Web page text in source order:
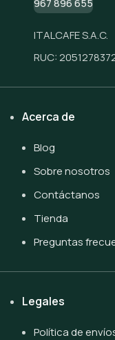
967 896 655
ITALCAFE S.A.C.
RUC:
Acerca de
Blog
Sobre nosotros
Contáctanos
Tienda
Preguntas
Legales
Política de